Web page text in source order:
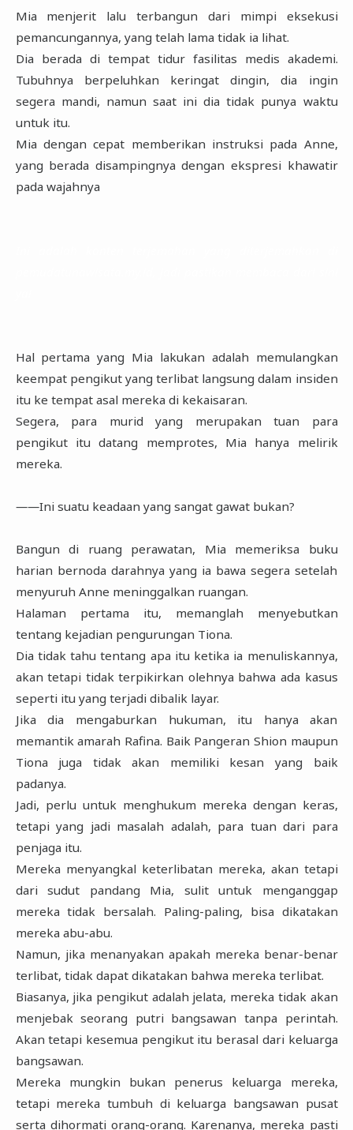
Mia menjerit lalu terbangun dari mimpi eksekusi
pemancungannya, yang telah lama tidak ia lihat.
Dia berada di tempat tidur fasilitas medis akademi.
Tubuhnya berpeluhkan keringat dingin, dia ingin
segera mandi, namun saat ini dia tidak punya waktu
untuk itu.
Mia dengan cepat memberikan instruksi pada Anne,
yang berada disampingnya dengan ekspresi khawatir
pada wajahnya
Hal pertama yang Mia lakukan adalah memulangkan
keempat pengikut yang terlibat langsung dalam insiden
itu ke tempat asal mereka di kekaisaran.
Segera, para murid yang merupakan tuan para
pengikut itu datang memprotes, Mia hanya melirik
mereka.
――Ini suatu keadaan yang sangat gawat bukan?
Bangun di ruang perawatan, Mia memeriksa buku
harian bernoda darahnya yang ia bawa segera setelah
menyuruh Anne meninggalkan ruangan.
Halaman pertama itu, memanglah menyebutkan
tentang kejadian pengurungan Tiona.
Dia tidak tahu tentang apa itu ketika ia menuliskannya,
akan tetapi tidak terpikirkan olehnya bahwa ada kasus
seperti itu yang terjadi dibalik layar.
Jika dia mengaburkan hukuman, itu hanya akan
memantik amarah Rafina. Baik Pangeran Shion maupun
Tiona juga tidak akan memiliki kesan yang baik
padanya.
Jadi, perlu untuk menghukum mereka dengan keras,
tetapi yang jadi masalah adalah, para tuan dari para
penjaga itu.
Mereka menyangkal keterlibatan mereka, akan tetapi
dari sudut pandang Mia, sulit untuk menganggap
mereka tidak bersalah. Paling-paling, bisa dikatakan
mereka abu-abu.
Namun, jika menanyakan apakah mereka benar-benar
terlibat, tidak dapat dikatakan bahwa mereka terlibat.
Biasanya, jika pengikut adalah jelata, mereka tidak akan
menjebak seorang putri bangsawan tanpa perintah.
Akan tetapi kesemua pengikut itu berasal dari keluarga
bangsawan.
Mereka mungkin bukan penerus keluarga mereka,
tetapi mereka tumbuh di keluarga bangsawan pusat
serta dihormati orang-orang. Karenanya, mereka pasti